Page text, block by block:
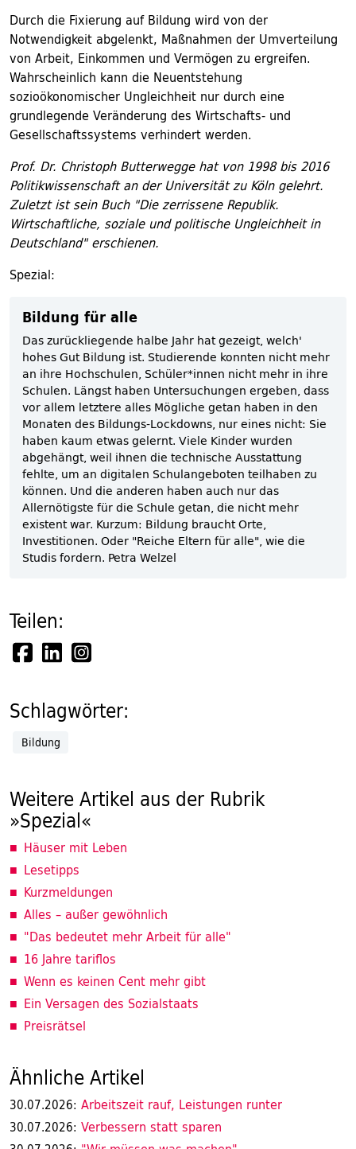
Durch die Fixierung auf Bildung wird von der
Notwendigkeit abgelenkt, Maßnahmen der Umverteilung
von Arbeit, Einkommen und Vermögen zu ergreifen.
Wahrscheinlich kann die Neuentstehung
sozioökonomischer Ungleichheit nur durch eine
grundlegende Veränderung des Wirtschafts- und
Gesellschaftssystems verhindert werden.
Prof. Dr. Christoph Butterwegge hat von 1998 bis 2016
Politikwissenschaft an der Universität zu Köln gelehrt.
Zuletzt ist sein Buch "Die zerrissene Republik.
Wirtschaftliche, soziale und politische Ungleichheit in
Deutschland" erschienen.
Spezial:
Bildung für alle
Das zurückliegende halbe Jahr hat gezeigt, welch'
hohes Gut Bildung ist. Studierende konnten nicht mehr
an ihre Hochschulen, Schüler*innen nicht mehr in ihre
Schulen. Längst haben Untersuchungen ergeben, dass
vor allem letztere alles Mögliche getan haben in den
Monaten des Bildungs-Lockdowns, nur eines nicht: Sie
haben kaum etwas gelernt. Viele Kinder wurden
abgehängt, weil ihnen die technische Ausstattung
fehlte, um an digitalen Schulangeboten teilhaben zu
können. Und die anderen haben auch nur das
Allernötigste für die Schule getan, die nicht mehr
existent war. Kurzum: Bildung braucht Orte,
Investitionen. Oder "Reiche Eltern für alle", wie die
Studis fordern. Petra Welzel
Teilen:
Schlagwörter:
Bildung
Weitere Artikel aus der Rubrik
»Spezial«
Häuser mit Leben
Lesetipps
Kurzmeldungen
Alles – außer gewöhnlich
"Das bedeutet mehr Arbeit für alle"
16 Jahre tariflos
Wenn es keinen Cent mehr gibt
Ein Versagen des Sozialstaats
Preisrätsel
Ähnliche Artikel
30.07.2026: Arbeitszeit rauf, Leistungen runter
30.07.2026: Verbessern statt sparen